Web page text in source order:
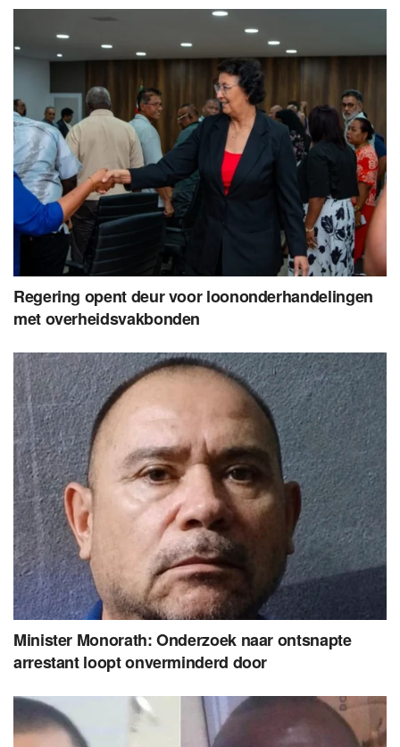
Regering opent deur voor loononderhandelingen
met overheidsvakbonden
Minister Monorath: Onderzoek naar ontsnapte
arrestant loopt onverminderd door